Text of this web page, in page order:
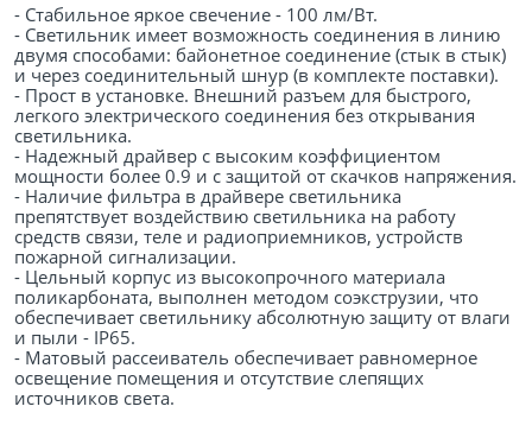
- Стабильное яркое свечение - 100 лм/Вт.
- Светильник имеет возможность соединения в линию
двумя способами: байонетное соединение (стык в стык)
и через соединительный шнур (в комплекте поставки).
- Прост в установке. Внешний разъем для быстрого,
легкого электрического соединения без открывания
светильника.
- Надежный драйвер с высоким коэффициентом
мощности более 0.9 и с защитой от скачков напряжения.
- Наличие фильтра в драйвере светильника
препятствует воздействию светильника на работу
средств связи, теле и радиоприемников, устройств
пожарной сигнализации.
- Цельный корпус из высокопрочного материала
поликарбоната, выполнен методом соэкструзии, что
обеспечивает светильнику абсолютную защиту от влаги
и пыли - IP65.
- Матовый рассеиватель обеспечивает равномерное
освещение помещения и отсутствие слепящих
источников света.